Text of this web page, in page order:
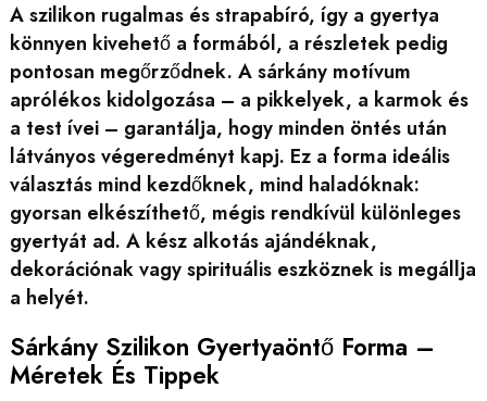
A szilikon rugalmas és strapabíró, így a gyertya
könnyen kivehető a formából, a részletek pedig
pontosan megőrződnek. A sárkány motívum
aprólékos kidolgozása – a pikkelyek, a karmok és
a test ívei – garantálja, hogy minden öntés után
látványos végeredményt kapj. Ez a forma ideális
választás mind kezdőknek, mind haladóknak:
gyorsan elkészíthető, mégis rendkívül különleges
gyertyát ad. A kész alkotás ajándéknak,
dekorációnak vagy spirituális eszköznek is megállja
a helyét.
Sárkány Szilikon Gyertyaöntő Forma –
Méretek És Tippek